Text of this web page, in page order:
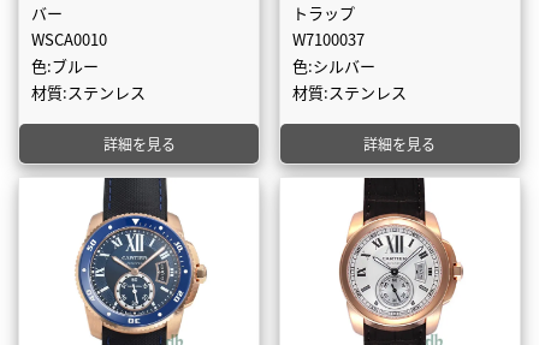
バー
WSCA0010
色:ブルー
材質:ステンレス
詳細を見る
トラップ
W7100037
色:シルバー
材質:ステンレス
詳細を見る